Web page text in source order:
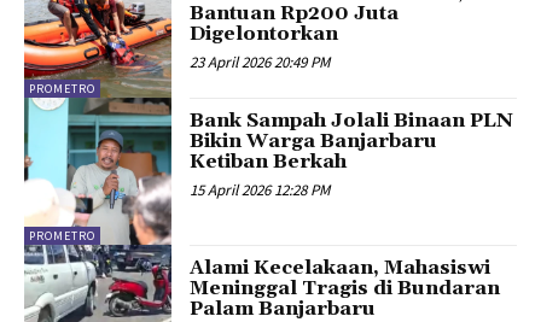
PROMETRO
Bantuan Rp200 Juta
Digelontorkan
23 April 2026 20:49 PM
PROMETRO
Bank Sampah Jolali Binaan PLN
Bikin Warga Banjarbaru
Ketiban Berkah
15 April 2026 12:28 PM
Alami Kecelakaan, Mahasiswi
Meninggal Tragis di Bundaran
Palam Banjarbaru